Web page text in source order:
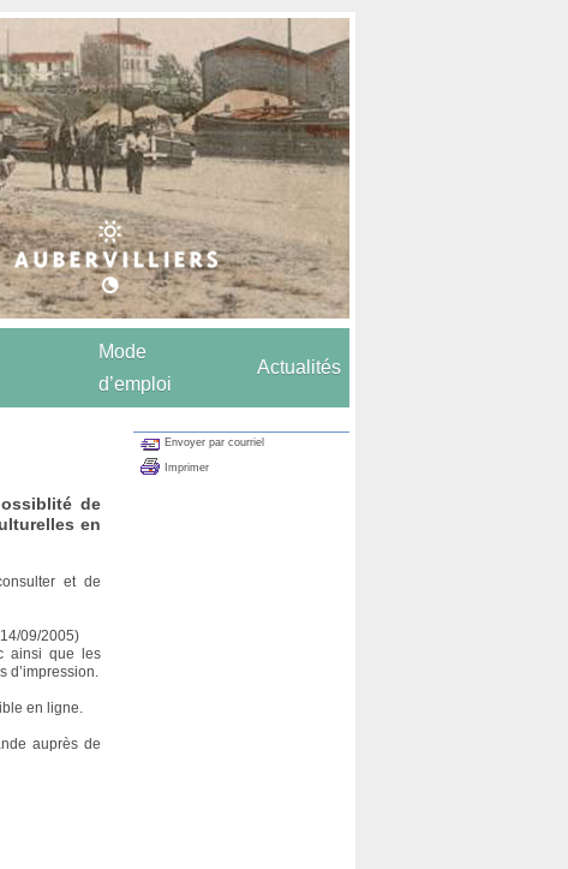
Mode
d’emploi
Actualités
de
en
et de
09/2005)
ainsi que les
d’impression.
en ligne.
auprès de
Envoyer par courriel
Imprimer